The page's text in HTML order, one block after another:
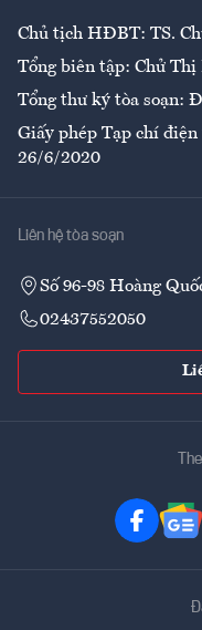
Chủ tịch HĐBT: TS.
Tổng biên tập: Chử Thị
Tổng thư ký tòa soạn:
Giấy phép Tạp chí
26/6/2020
Liên hệ tòa soạn
Số 96-98 Hoàng
02437552050